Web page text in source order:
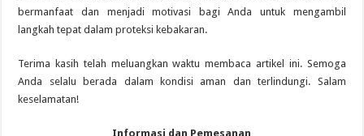
bermanfaat dan menjadi motivasi bagi Anda untuk mengambil
langkah tepat dalam proteksi kebakaran.
Terima kasih telah meluangkan waktu membaca artikel ini. Semoga
Anda selalu berada dalam kondisi aman dan terlindungi. Salam
keselamatan!
Informasi dan Pemesanan